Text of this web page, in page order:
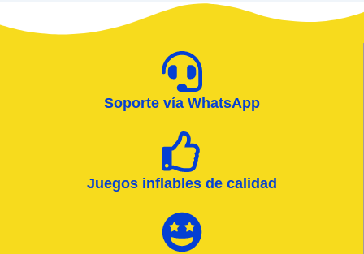
Soporte vía WhatsApp
Juegos inflables de calidad